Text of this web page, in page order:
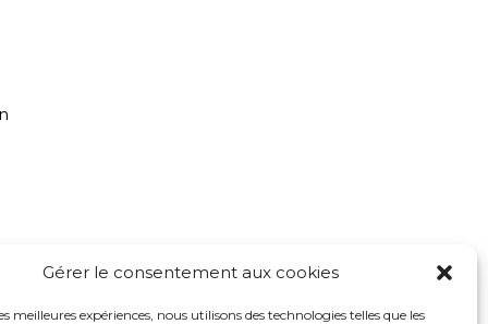
Gérer le consentement aux cookies
meilleures expériences, nous utilisons des technologies telles que les